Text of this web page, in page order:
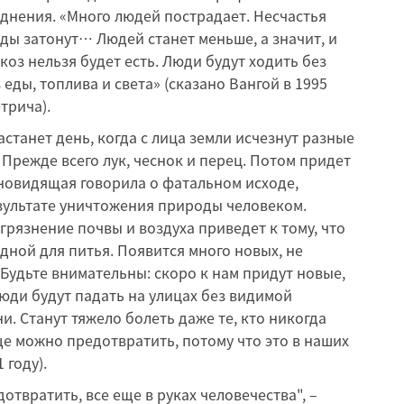
«Много людей пострадает. Несчастья
затонут… Людей станет меньше, а значит, и
нельзя будет есть. Люди будут ходить без
топлива и света» (сказано Вангой в 1995
день, когда с лица земли исчезнут разные
всего лук, чеснок и перец. Потом придет
говорила о фатальном исходе,
уничтожения природы человеком.
почвы и воздуха приведет к тому, что
для питья. Появится много новых, не
внимательны: скоро к нам придут новые,
будут падать на улицах без видимой
Станут тяжело болеть даже те, кто никогда
можно предотвратить, потому что это в наших
году).
все еще в руках человечества", –